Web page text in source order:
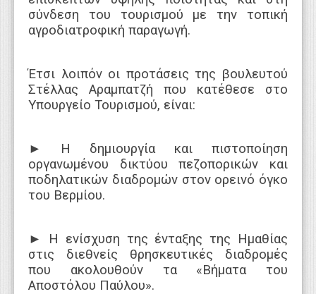
σύνδεση του τουρισμού με την τοπική
αγροδιατροφική παραγωγή.
Έτσι λοιπόν οι προτάσεις της βουλευτού
Στέλλας Αραμπατζή που κατέθεσε στο
Υπουργείο Τουρισμού, είναι:
►
Η δημιουργία και πιστοποίηση
οργανωμένου δικτύου πεζοπορικών και
ποδηλατικών διαδρομών στον ορεινό όγκο
του Βερμίου.
►
Η ενίσχυση της ένταξης της Ημαθίας
στις διεθνείς θρησκευτικές διαδρομές
που ακολουθούν τα «Βήματα του
Αποστόλου Παύλου».